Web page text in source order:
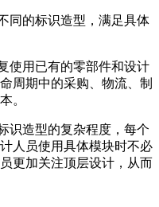
的标识造型，满足具体
用已有的零部件和设计
周期中的采购、物流、制
。
造型的复杂程度，每个
人员使用具体模块时不必
更加关注顶层设计，从而